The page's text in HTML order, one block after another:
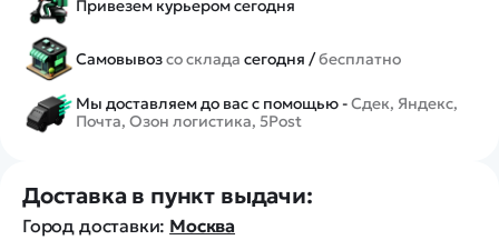
Привезем курьером сегодня
Самовывозсо склада сегодня /бесплатно
Мы доставляем до вас с помощью -Сдек, Яндекс,
Почта, Озон логистика, 5Post
Доставка в пункт выдачи:
Город доставки: Москва